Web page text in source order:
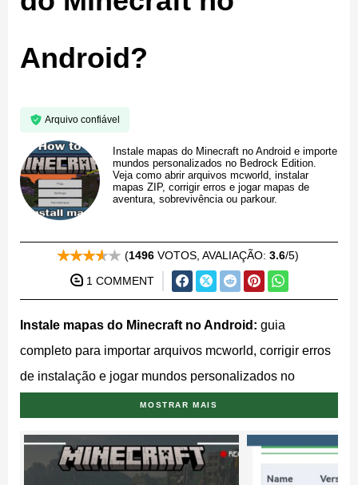
Android?
Arquivo confiável
Instale mapas do Minecraft no Android e importe
mundos personalizados no Bedrock Edition.
Veja como abrir arquivos mcworld, instalar
mapas ZIP, corrigir erros e jogar mapas de
aventura, sobrevivência ou parkour.
(1496 VOTOS, AVALIAÇÃO: 3.6/5)
1 COMMENT
Instale mapas do Minecraft no Android: guia
completo para importar arquivos mcworld, corrigir erros
de instalação e jogar mundos personalizados no
Minecraft Bedrock Edition.Instale mapas do Minecraft
rapidamente no Bedrock Edition. Este guia explica
como abrir arquivos mcworld, instalar mapas ZIP
MOSTRAR MAIS